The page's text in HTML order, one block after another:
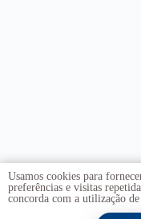
Usamos cookies para
preferências e visitas
concorda com a utilização